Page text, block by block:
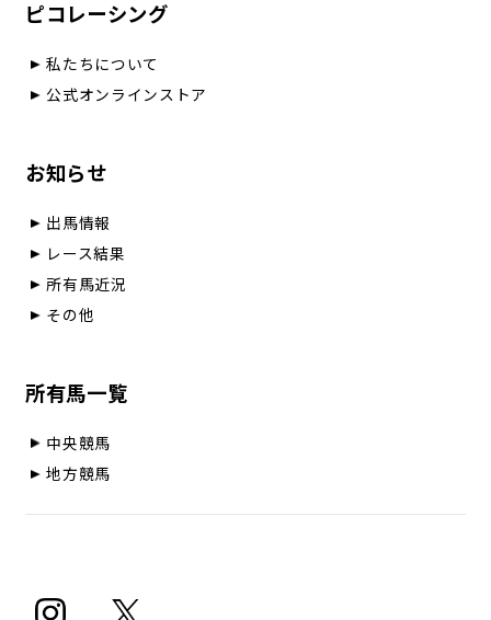
ピコレーシング
私たちについて
公式オンラインストア
お知らせ
出馬情報
レース結果
所有馬近況
その他
所有馬一覧
中央競馬
地方競馬